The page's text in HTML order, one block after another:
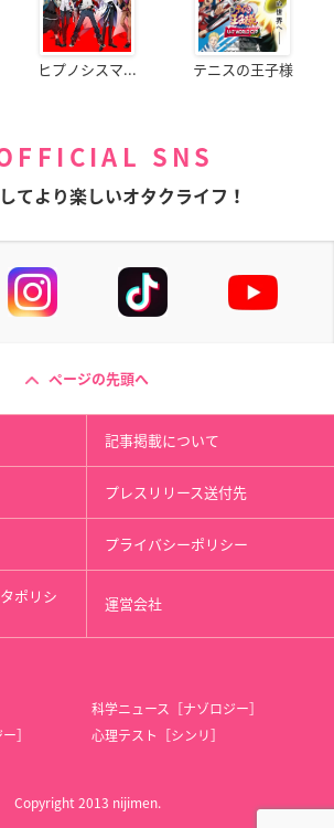
ヒプノシスマ... テニスの王子様
SNS
てより楽しいオタクライフ！
ページの先頭へ
記事掲載について
プレスリリース送付先
プライバシーポリシー
ポリシ 運営会社
科学ニュース［ナゾロジー］
］
心理テスト［シンリ］
Copyright 2013 nijimen.